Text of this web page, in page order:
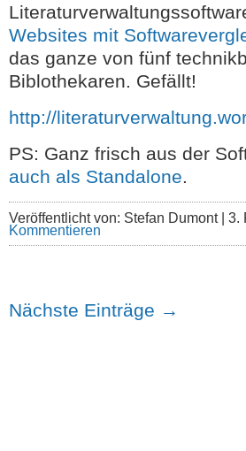
Websites mit
das ganze von fünf
Biblothekaren. Gefällt!
http://
PS: Ganz frisch aus der
auch als Standalone.
Veröffentlicht von: Stefan Dumont | 3.
Kommentieren
Nächste Einträge →